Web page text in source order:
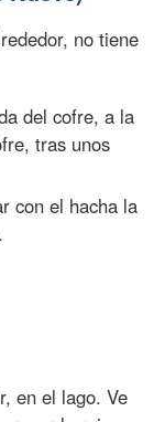
no tiene
del cofre, a la
tras unos
con el hacha la
en el lago. Ve